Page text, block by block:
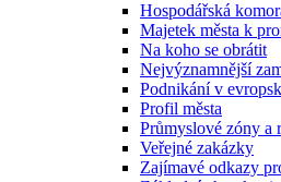
Hospodářská
Majetek města k
Na koho se obrátit
Nejvýznamnější
Podnikání v
Profil města
Průmyslové zóny
Veřejné zakázky
Zajímavé odkazy